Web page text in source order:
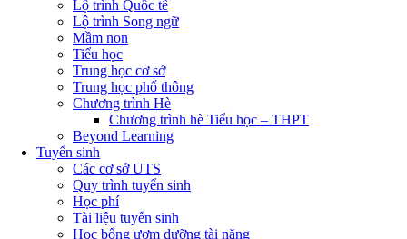
Lộ trình Quốc tế
Lộ trình Song ngữ
Mầm non
Tiểu học
Trung học cơ sở
Trung học phổ thông
Chương trình Hè
Chương trình hè Tiểu học – THPT
Beyond Learning
Tuyển sinh
Các cơ sở UTS
Quy trình tuyển sinh
Học phí
Tài liệu tuyển sinh
Học bổng ươm dưỡng tài năng